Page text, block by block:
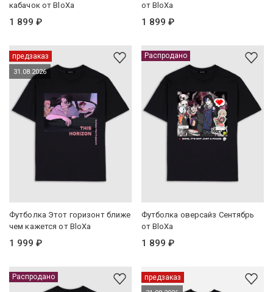
кабачок от BloXa
1 899 ₽
от BloXa
1 899 ₽
предзаказ
31.08.2026
Футболка Этот горизонт ближе
чем кажется от BloXa
1 999 ₽
Распродано
Футболка оверсайз Сентябрь
от BloXa
1 899 ₽
Распродано предзаказ